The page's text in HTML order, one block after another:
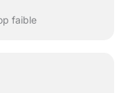
faible